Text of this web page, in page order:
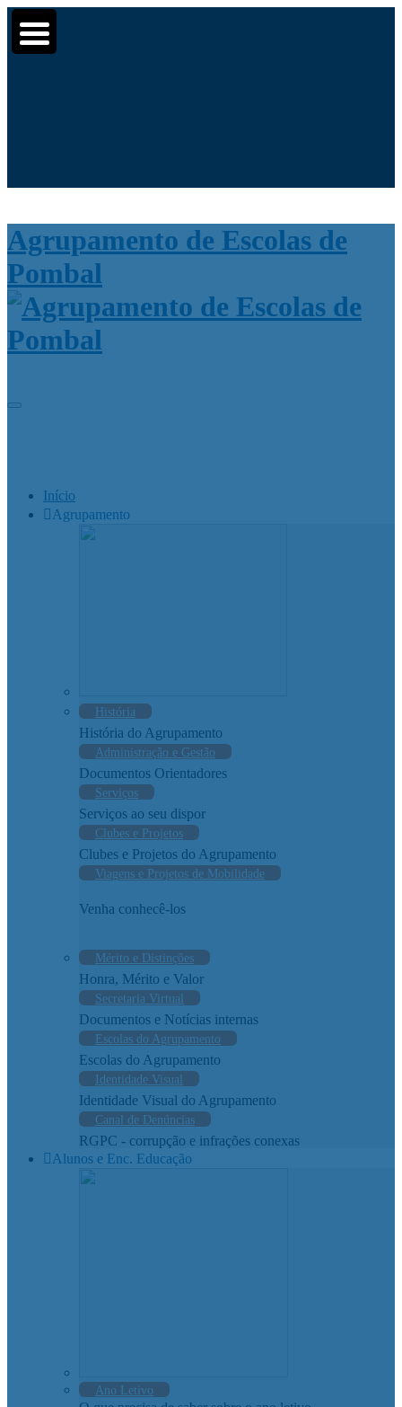
for:
Agrupamento de Escolas de
Pombal
Início
Agrupamento
História
História do Agrupamento
Administração e Gestão
Documentos Orientadores
Serviços
Serviços ao seu dispor
Clubes e Projetos
Clubes e Projetos do Agrupamento
Viagens e Projetos de Mobilidade
Venha conhecê-los
Mérito e Distinções
Honra, Mérito e Valor
Secretaria Virtual
Documentos e Notícias internas
Escolas do Agrupamento
Escolas do Agrupamento
Identidade Visual
Identidade Visual do Agrupamento
Canal de Denúncias
RGPC - corrupção e infrações conexas
Alunos e Enc. Educação
Ano Letivo
▼